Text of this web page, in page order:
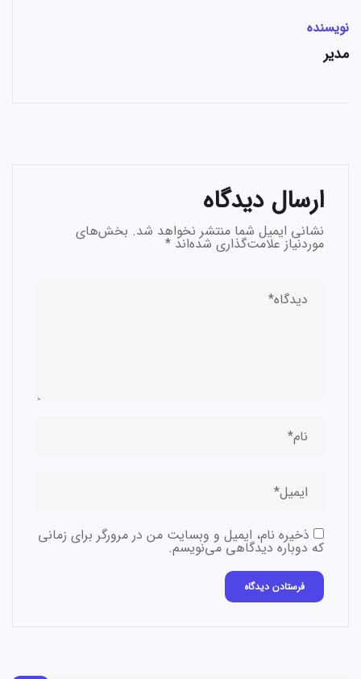
نویسنده
مدیر
ارسال دیدگاه
نشانی ایمیل شما منتشر نخواهد شد. بخش‌های
موردنیاز علامت‌گذاری شده‌اند *
ذخیره نام، ایمیل و وبسایت من در مرورگر برای زمانی
که دوباره دیدگاهی می‌نویسم.